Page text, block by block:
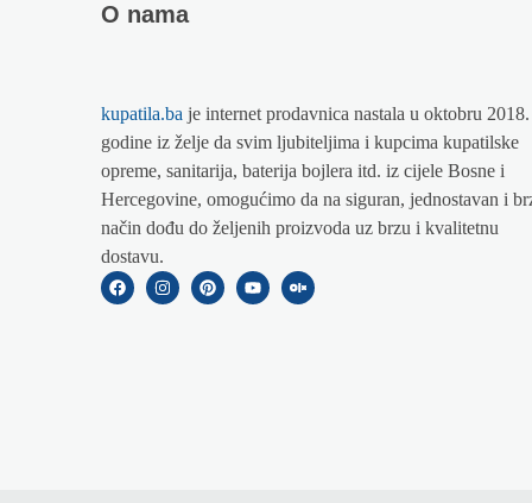
O nama
kupatila.ba je internet prodavnica nastala u oktobru 2018.
godine iz želje da svim ljubiteljima i kupcima kupatilske
opreme, sanitarija, baterija bojlera itd. iz cijele Bosne i
Hercegovine, omogućimo da na siguran, jednostavan i
način dođu do željenih proizvoda uz brzu i kvalitetnu
dostavu.